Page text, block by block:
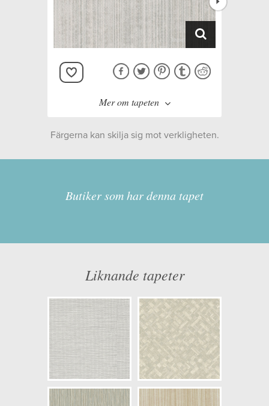
Mer om tapeten
Kollektion:
Level two
Opacitet: Låg
Mönsterhöjd: 0,00
Artikelnummer: LV1310
NCS Bottenkulör: S1502-Y50R
Färg: Grå
Mönster: Randig, Väv
Struktur: Lågstruktur
Färgerna kan skilja sig mot verkligheten.
Butiker som har denna tapet
Liknande tapeter